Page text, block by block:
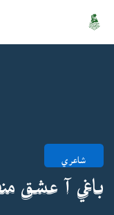
شاعري
باغي آ عشق